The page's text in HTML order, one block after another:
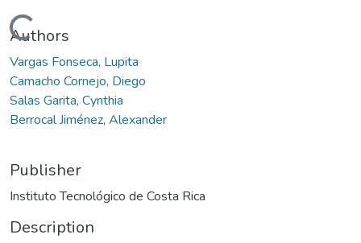
Loading...
Authors
Vargas Fonseca, Lupita
Camacho Cornejo, Diego
Salas Garita, Cynthia
Berrocal Jiménez, Alexander
Publisher
Instituto Tecnológico de Costa Rica
Description